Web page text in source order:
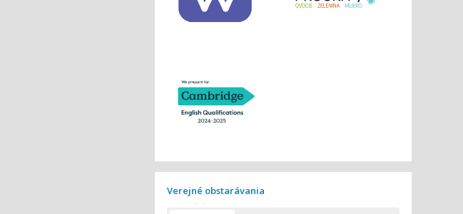
Verejné obstarávania